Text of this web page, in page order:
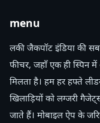
menu
लकी जैकपॉट इंडिया की
फीचर, जहाँ एक ही स्पिन
मिलता है। हम हर हफ्ते
खिलाड़ियों को लग्जरी
जाते हैं। मोबाइल ऐप के